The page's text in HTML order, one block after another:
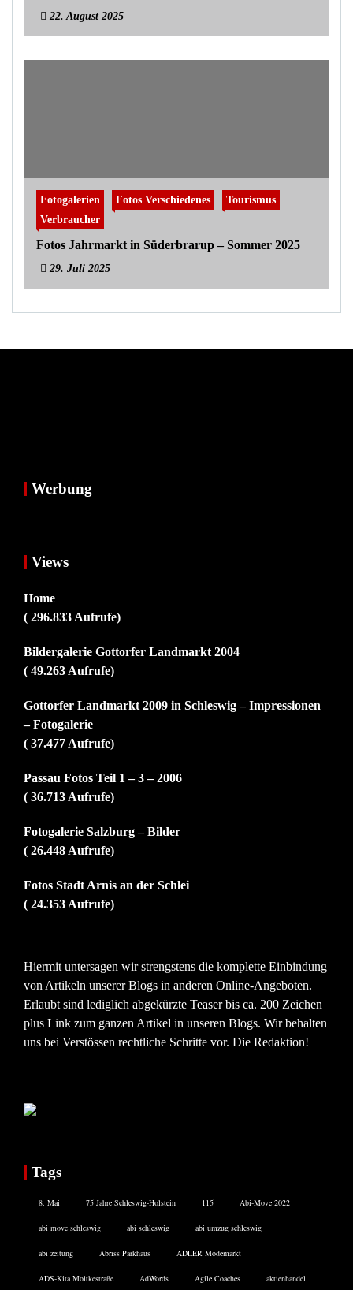
22. August 2025
Fotogalerien Fotos Verschiedenes
Tourismus
Verbraucher
Fotos Jahrmarkt in Süderbrarup – Sommer 2025
29. Juli 2025
Werbung
Views
Home
( 296.833 Aufrufe)
Bildergalerie Gottorfer Landmarkt 2004
( 49.263 Aufrufe)
Gottorfer Landmarkt 2009 in Schleswig – Impressionen
– Fotogalerie
( 37.477 Aufrufe)
Passau Fotos Teil 1 – 3 – 2006
( 36.713 Aufrufe)
Fotogalerie Salzburg – Bilder
( 26.448 Aufrufe)
Fotos Stadt Arnis an der Schlei
( 24.353 Aufrufe)
Hiermit untersagen wir strengstens die komplette Einbindung
von Artikeln unserer Blogs in anderen Online-Angeboten.
Erlaubt sind lediglich abgekürzte Teaser bis ca. 200 Zeichen
plus Link zum ganzen Artikel in unseren Blogs. Wir behalten
uns bei Verstössen rechtliche Schritte vor. Die Redaktion!
Tags
8. Mai 75 Jahre Schleswig-Holstein 115 Abi-Move 2022
abi move schleswig abi schleswig abi umzug schleswig
abi zeitung Abriss Parkhaus ADLER Modemarkt
ADS-Kita Moltkestraße AdWords Agile Coaches aktienhandel